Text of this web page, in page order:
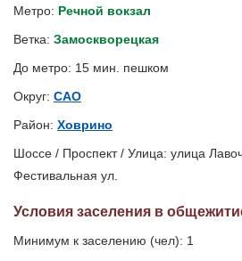
Метро: Речной вокзал
Ветка: Замоскворецкая
До метро: 15 мин. пешком
Округ: САО
Район: Ховрино
Шоссе / Проспект / Улица: улица
Фестивальная ул.
Условия заселения в
Минимум к заселению (чел): 1